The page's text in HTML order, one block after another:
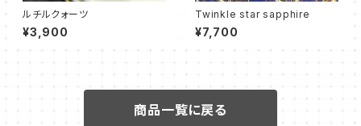
ルチルクォーツ
¥3,900
Twinkle star sapphire
¥7,700
商品一覧に戻る